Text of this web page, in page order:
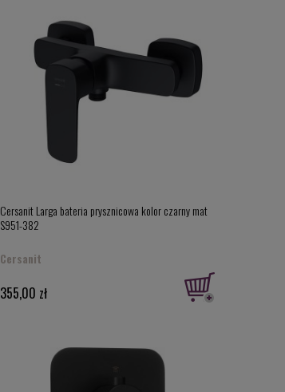
Cersanit Larga bateria prysznicowa kolor czarny mat
S951-382
Cersanit
355,00 zł